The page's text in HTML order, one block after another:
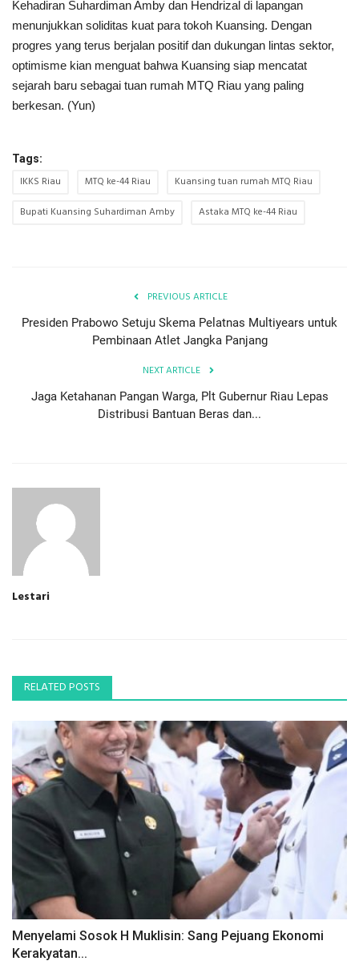
Kehadiran Suhardiman Amby dan Hendrizal di lapangan
menunjukkan soliditas kuat para tokoh Kuansing. Dengan
progres yang terus berjalan positif dan dukungan lintas sektor,
optimisme kian menguat bahwa Kuansing siap mencatat
sejarah baru sebagai tuan rumah MTQ Riau yang paling
berkesan. (Yun)
Tags:
IKKS Riau MTQ ke-44 Riau
Kuansing tuan rumah MTQ Riau
Bupati Kuansing Suhardiman Amby
Astaka MTQ ke-44 Riau
PREVIOUS ARTICLE
Presiden Prabowo Setuju Skema Pelatnas Multiyears untuk
Pembinaan Atlet Jangka Panjang
NEXT ARTICLE
Jaga Ketahanan Pangan Warga, Plt Gubernur Riau Lepas
Distribusi Bantuan Beras dan...
Lestari
RELATED POSTS
Menyelami Sosok H Muklisin: Sang Pejuang Ekonomi
Kerakyatan...